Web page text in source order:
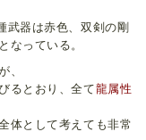
武器は赤色、双剣の剛
なっている。
、
るとおり、全て龍属性
体として考えても非常